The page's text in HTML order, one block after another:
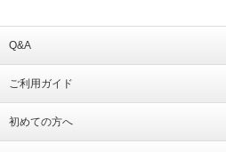
Q&A
ご利用ガイド
初めての方へ